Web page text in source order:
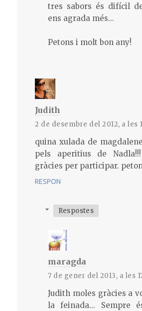
tres sabors és difícil
ens agrada més...
Petons i molt bon any!
Judith
2 de desembre del 2012, a les
quina xulada de
pels aperitius de
gràcies per participar.
RESPON
Respostes
maragda
7 de gener del 2013, a les
Judith moles gràcies a
la feinada... Sempre